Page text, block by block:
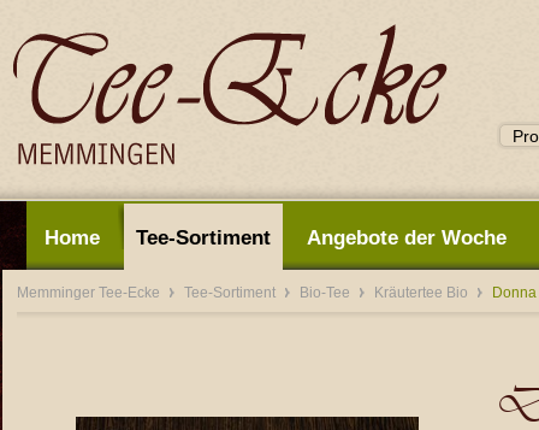
Home Tee-Sortiment Angebote der Woche
Memminger Tee-Ecke Tee-Sortiment Bio-Tee Kräutertee Bio